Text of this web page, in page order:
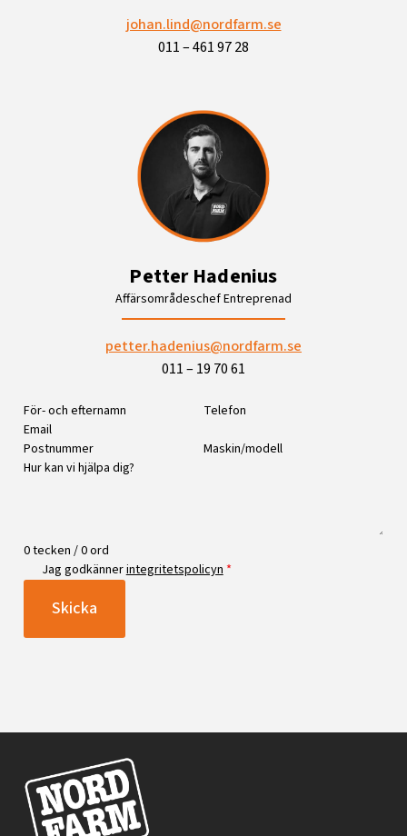
johan.lind@nordfarm.se
011 – 461 97 28
Petter Hadenius
Affärsområdeschef Entreprenad
petter.hadenius@nordfarm.se
011 – 19 70 61
0 tecken / 0 ord
Jag godkännerintegritetspolicyn*
Skicka